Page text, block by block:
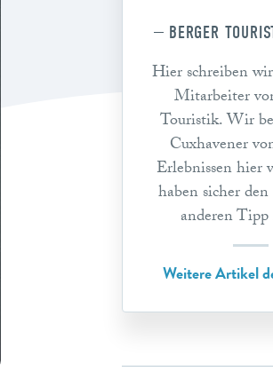
BERGER
Hier schreiben
Mitarbeiter
Touristik. Wir
Cuxhavener
Erlebnissen hier
haben sicher
anderen
Weitere Artikel